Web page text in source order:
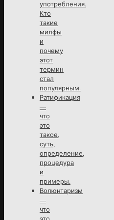
употребления.
Кто
такие
милфы
и
почему
этот
термин
стал
популярным.
Ратификация
—
что
это
такое,
суть,
определение,
процедура
и
примеры.
Волюнтаризм
—
что